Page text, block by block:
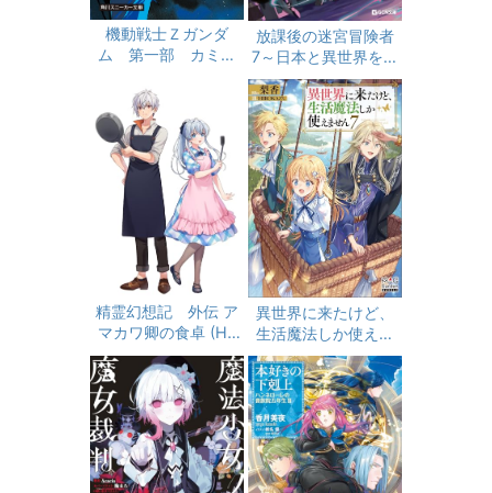
機動戦士Ｚガンダ
ム 第一部 カミー
ーカー文庫)
放課後の迷宮冒険者
7～日本と異世界を行
き来できるようにな
った僕はレベルアッ
プに勤しみます～ 放
課後の迷宮冒険者～
日本と異世界を行き
来できるようになっ
た僕はレベルアップ
に勤しみます～ (GC
N文庫)
精霊幻想記 外伝 ア
マカワ卿の食卓 (HJ
文庫)
異世界に来たけど、
生活魔法しか使えま
せん【電子版限定書
き下ろしSS付】 7巻
(マッグガーデン・ノ
ベルズ)